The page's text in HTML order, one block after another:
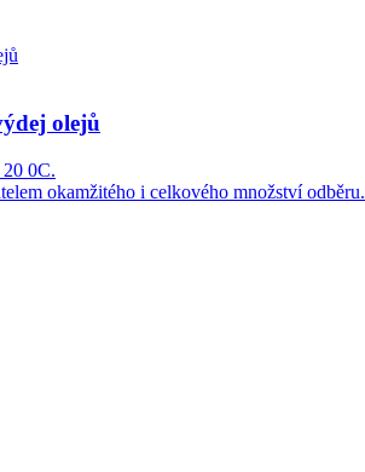
olejů
0C.
okamžitého i celkového množství odběru.